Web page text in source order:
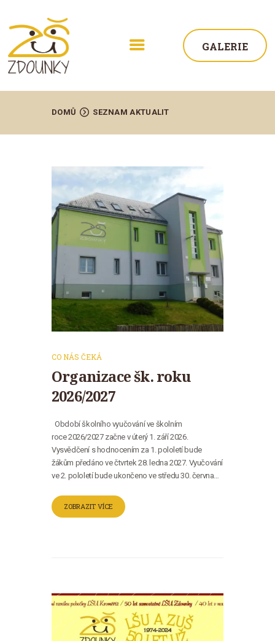
GALERIE
DOMŮ SEZNAM AKTUALIT
ŠKOLA
AKTUALITY
STUDIUM
ŽÁCI
KONTAKT
CO NÁS ČEKÁ
Organizace šk. roku
2026/2027
Období školního vyučování ve školním
roce 2026/2027 začne v úterý 1. září 2026.
Vysvědčení s hodnocením za 1. pololetí bude
žákům předáno ve čtvrtek 28. ledna 2027. Vyučování
ve 2. pololetí bude ukončeno ve středu 30. června…
ZOBRAZIT VÍCE